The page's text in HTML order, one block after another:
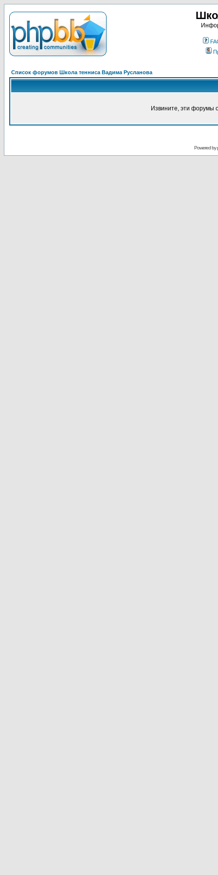
Список форумов Школа тенниса Вадима Русланова
Извините, эти форумы
Powered by